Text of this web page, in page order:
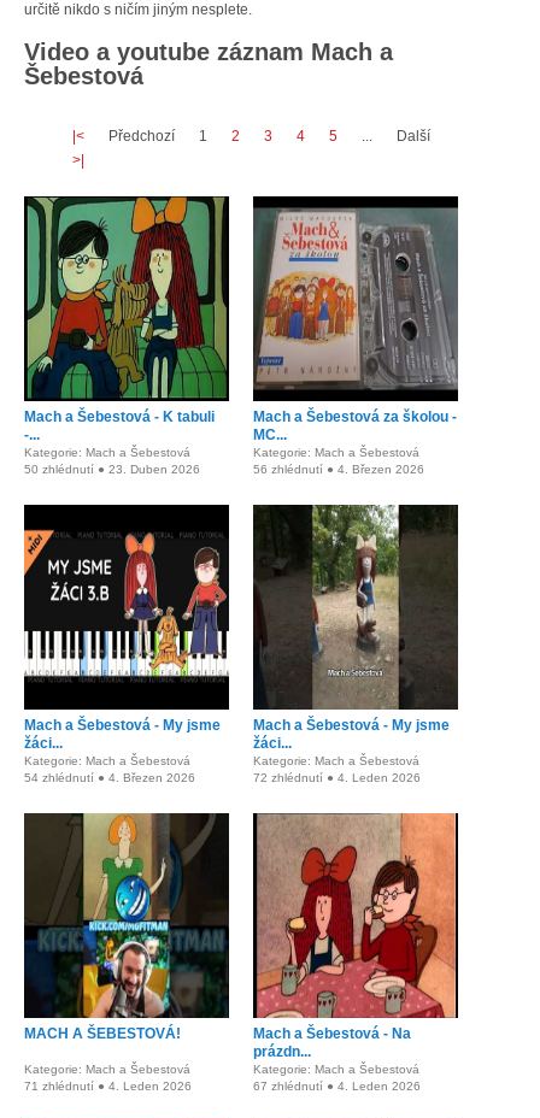
určitě nikdo s ničím jiným nesplete.
Video a youtube záznam Mach a
Šebestová
|< Předchozí 1 2 3 4 5 ...
Další
>|
Mach a Šebestová - K tabuli
-...
Kategorie: Mach a Šebestová
50 zhlédnutí ● 23. Duben 2026
Mach a Šebestová za školou -
MC...
Kategorie: Mach a Šebestová
56 zhlédnutí ● 4. Březen 2026
Mach a Šebestová - My jsme
žáci...
Kategorie: Mach a Šebestová
54 zhlédnutí ● 4. Březen 2026
Mach a Šebestová - My jsme
žáci...
Kategorie: Mach a Šebestová
72 zhlédnutí ● 4. Leden 2026
MACH A ŠEBESTOVÁ!
Kategorie: Mach a Šebestová
71 zhlédnutí ● 4. Leden 2026
Mach a Šebestová - Na
prázdn...
Kategorie: Mach a Šebestová
67 zhlédnutí ● 4. Leden 2026